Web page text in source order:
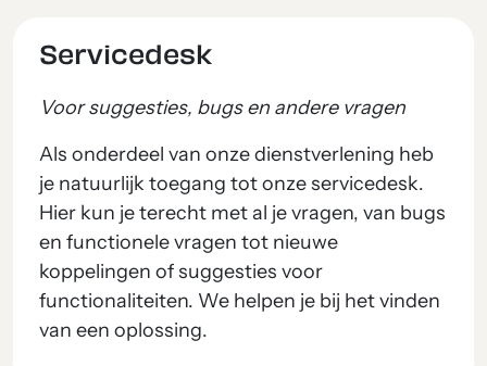
Servicedesk
Voor suggesties, bugs en andere vragen
Als onderdeel van onze dienstverlening heb
je natuurlijk toegang tot onze servicedesk.
Hier kun je terecht met al je vragen, van bugs
en functionele vragen tot nieuwe
koppelingen of suggesties voor
functionaliteiten. We helpen je bij het vinden
van een oplossing.